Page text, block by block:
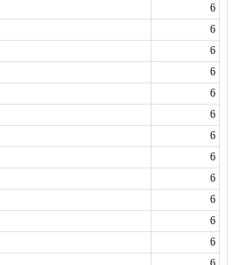
6
6
6
6
6
6
6
6
6
6
6
6